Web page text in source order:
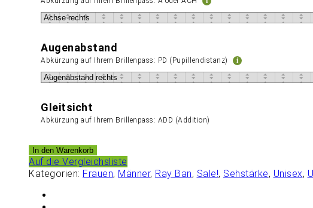
Augenabstand
Abkürzung auf Ihrem Brillenpass: PD (Pupillendistanz) i
Gleitsicht
Abkürzung auf Ihrem Brillenpass: ADD (Addition)
In den Warenkorb
Auf die Vergleichsliste
Kategorien: Frauen, Männer, Ray Ban, Sale!, Sehstärke, Unisex,